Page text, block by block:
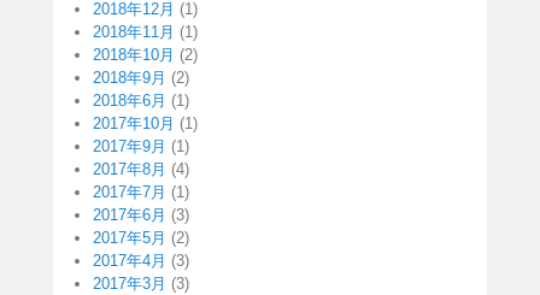
2018年12月 (1)
2018年11月 (1)
2018年10月 (2)
2018年9月 (2)
2018年6月 (1)
2017年10月 (1)
2017年9月 (1)
2017年8月 (4)
2017年7月 (1)
2017年6月 (3)
2017年5月 (2)
2017年4月 (3)
2017年3月 (3)